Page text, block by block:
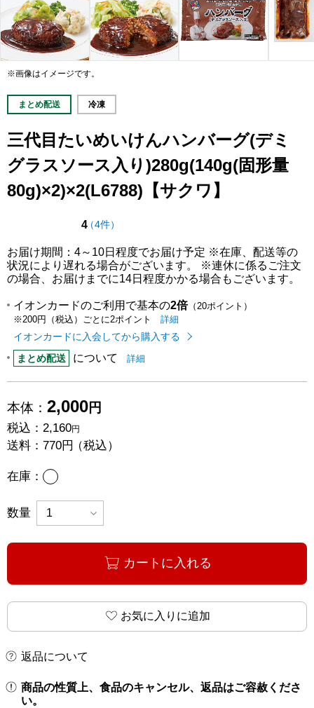
※画像はイメージです。
まとめ配送 冷凍
三代目たいめいけんハンバーグ(デミ
グラスソース入り)280g(140g(固形量
80g)×2)×2(L6788)【サクワ】
4点（5点満点中）
（4件の評価
）
お届け期間：4～10日程度でお届け予定 ※在庫、配送等の
状況により遅れる場合がございます。 ※連休に係るご注文
の場合、お届けまでに14日程度かかる場合もございます。
イオンカードのご利用で基本の2倍（20ポイント）
※200円（税込）ごとに2ポイント
イオンカードのご利用でたまるポイ
詳細
イオンカードに入会してから購入する
まとめ配送
について まとめ配送についての
詳細はこちら
本体： 2,000円
税込： 2,160円
送料： 770円（税込）
在庫： あり
数量
カートに入れる
お気に入りに追加
返品について
商品の性質上、食品のキャンセル、返品はご容赦くださ
い。